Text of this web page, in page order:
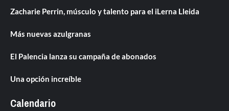
Zacharie Perrin, músculo y talento para el iLerna Lleida
Más nuevas azulgranas
El Palencia lanza su campaña de abonados
Una opción increíble
Calendario